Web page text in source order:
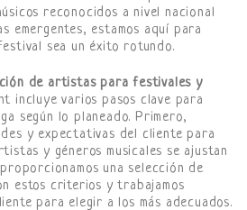
reconocidos a nivel nacional
emergentes, estamos aquí para
sea un éxito rotundo.
de artistas para festivales y
incluye varios pasos clave para
según lo planeado. Primero,
y expectativas del cliente para
y géneros musicales se ajustan
una selección de
estos criterios y trabajamos
para elegir a los más adecuados.